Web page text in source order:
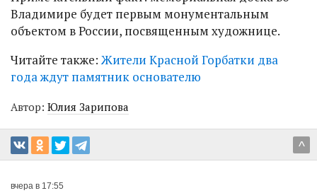
Владимире будет первым монументальным
объектом в России, посвященным художнице.
Читайте также:Жители Красной Горбатки два
года ждут памятник основателю
Автор: Юлия Зарипова
^
вчера в 17:55